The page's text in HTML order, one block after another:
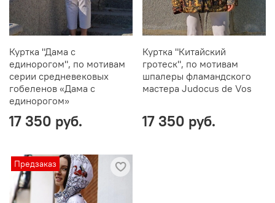
Куртка "Дама с
единорогом", по мотивам
серии средневековых
гобеленов «Дама с
единорогом»
17 350 руб.
Куртка "Китайский
гротеск", по мотивам
шпалеры фламандского
мастера Judocus de Vos
17 350 руб.
Предзаказ